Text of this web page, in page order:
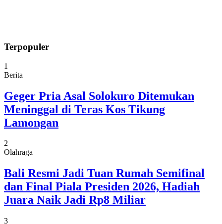
Terpopuler
1
Berita
Geger Pria Asal Solokuro Ditemukan
Meninggal di Teras Kos Tikung
Lamongan
2
Olahraga
Bali Resmi Jadi Tuan Rumah Semifinal
dan Final Piala Presiden 2026, Hadiah
Juara Naik Jadi Rp8 Miliar
3